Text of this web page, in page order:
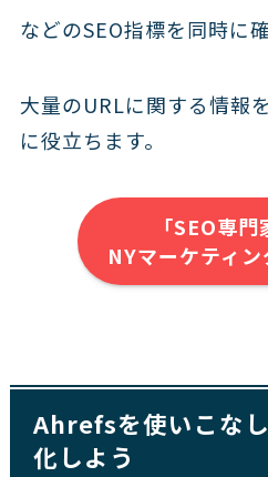
などのSEO指標を同時に
大量のURLに関する情報
に役立ちます。
「SEO専門
NYマーケティ
Ahrefsを使いこな
化しよう